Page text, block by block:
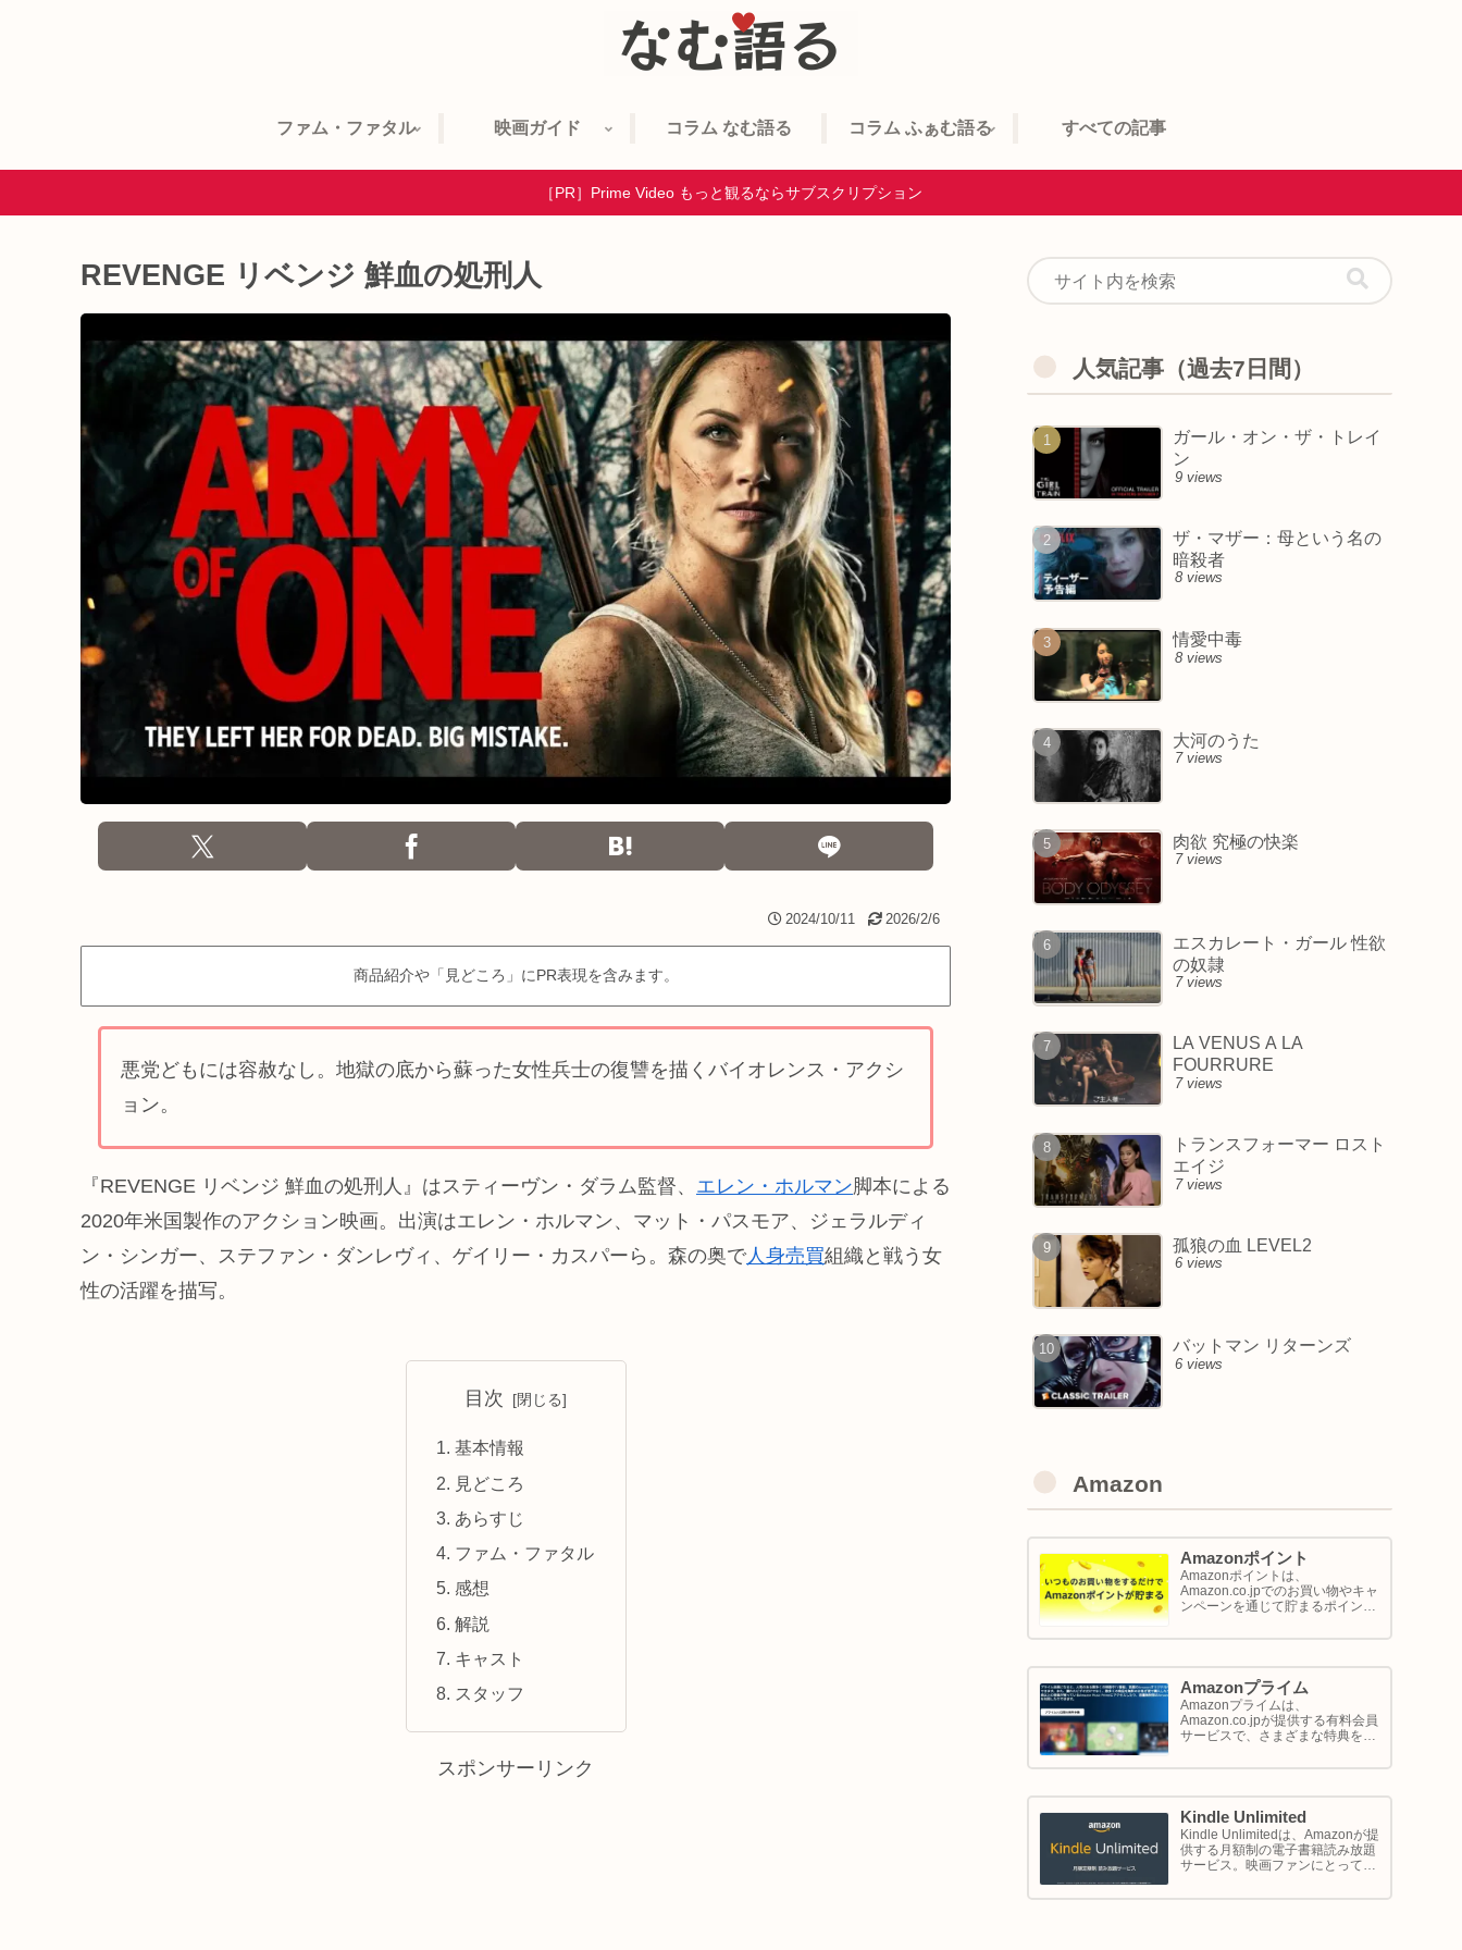
ファム・ファタル 映画ガイド コラム なむ語る コラム ふぁむ語る すべての記事
［PR］Prime Video もっと観るならサブスクリプション
REVENGE リベンジ 鮮血の処刑人
2024/10/11 2026/2/6
商品紹介や「見どころ」にPR表現を含みます。
悪党どもには容赦なし。地獄の底から蘇った女性兵士の復讐を描くバイオレンス・アクシ
ョン。
『REVENGE リベンジ 鮮血の処刑人』はスティーヴン・ダラム監督、 エレン・ホルマン脚本による
2020年米国製作のアクション映画。出演はエレン・ホルマン、マット・パスモア、ジェラルディ
ン・シンガー、ステファン・ダンレヴィ、ゲイリー・カスパーら。森の奥で人身売買組織と戦う女
性の活躍を描写。
目次
基本情報
見どころ
あらすじ
ファム・ファタル
感想
解説
キャスト
スタッフ
スポンサーリンク
人気記事（過去7日間）
ガール・オン・ザ・トレイ
ン
9 views
ザ・マザー：母という名の
暗殺者
8 views
情愛中毒
8 views
大河のうた
7 views
肉欲 究極の快楽
7 views
エスカレート・ガール 性欲
の奴隷
7 views
LA VENUS A LA
FOURRURE
7 views
トランスフォーマー ロスト
エイジ
7 views
孤狼の血 LEVEL2
6 views
バットマン リターンズ
6 views
Amazon
Amazonポイント
Amazonポイントは、
Amazon.co.jpでのお買い物やキャ
ンペーンを通じて貯まるポイント
当として、商品の購入代金に利用
Amazon ポイントの使い方と貯め
方を解説します。
Amazonプライム
Amazonプライムは、
Amazon.co.jpが提供する有料会員
サービスで、さまざまな特典を享
スは、配送の利便性向上からエン
限定割引までをカバーし、日常の
ショッピングや生活をサポートし
ます。
Kindle Unlimited
Kindle Unlimitedは、Amazonが提
供する月額制の電子書籍読み放題
サービス。映画ファンにとって
ビスではありませんが、映画の世